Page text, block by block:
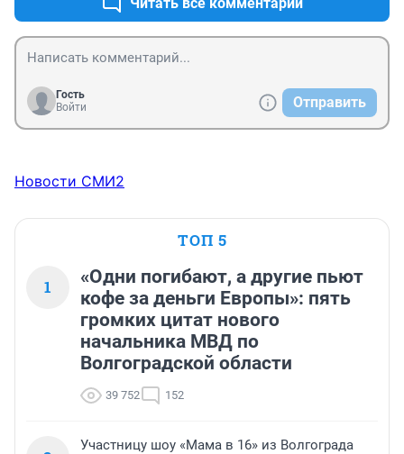
Гость
Войти
Отправить
Новости СМИ2
ТОП 5
1
«Одни погибают, а другие пьют
кофе за деньги Европы»: пять
громких цитат нового
начальника МВД по
Волгоградской области
39 752 152
Участницу шоу «Мама в 16» из Волгограда